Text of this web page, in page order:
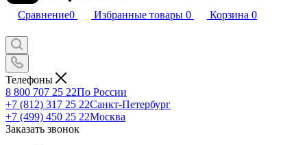
Сравнение0 Избранные товары 0 Корзина 0
Телефоны
8 800 707 25 22По России
+7 (812) 317 25 22Санкт-Петербург
+7 (499) 450 25 22Москва
Заказать звонок